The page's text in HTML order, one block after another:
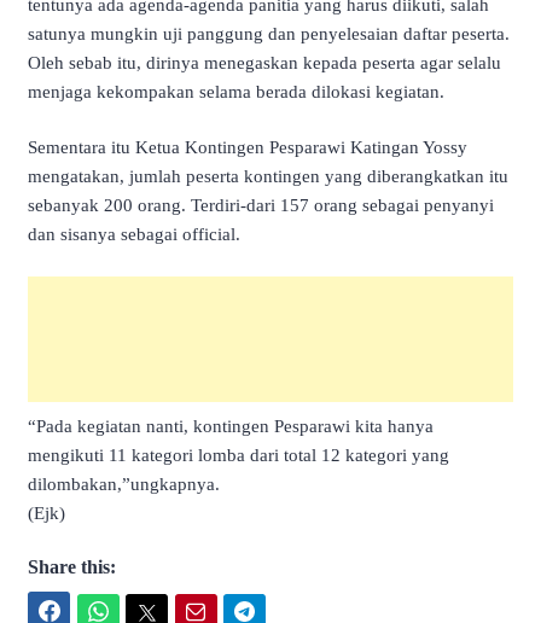
tentunya ada agenda-agenda panitia yang harus diikuti, salah
satunya mungkin uji panggung dan penyelesaian daftar peserta.
Oleh sebab itu, dirinya menegaskan kepada peserta agar selalu
menjaga kekompakan selama berada dilokasi kegiatan.
Sementara itu Ketua Kontingen Pesparawi Katingan Yossy
mengatakan, jumlah peserta kontingen yang diberangkatkan itu
sebanyak 200 orang. Terdiri-dari 157 orang sebagai penyanyi
dan sisanya sebagai official.
“Pada kegiatan nanti, kontingen Pesparawi kita hanya
mengikuti 11 kategori lomba dari total 12 kategori yang
dilombakan,”ungkapnya.
(Ejk)
Share this: